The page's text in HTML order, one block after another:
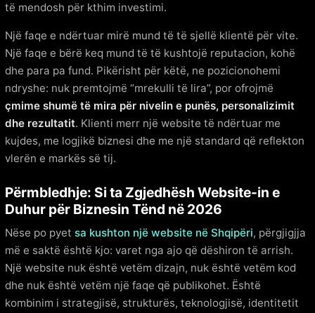
të mendosh për kthim investimi.
Një faqe e ndërtuar mirë mund të të sjellë klientë për vite.
Një faqe e bërë keq mund të të kushtojë reputacion, kohë
dhe para pa fund. Pikërisht për këtë, ne pozicionohemi
ndryshe: nuk premtojmë “mrekulli të lira”, por ofrojmë
çmime shumë të mira për nivelin e punës, personalizimit
dhe rezultatit. Klienti merr një website të ndërtuar me
kujdes, me logjikë biznesi dhe me një standard që reflekton
vlerën e markës së tij.
Përmbledhje: Si ta Zgjedhësh Website-in e
Duhur për Biznesin Tënd në 2026
Nëse po pyet sa kushton një website në Shqipëri, përgjigjja
më e saktë është kjo: varet nga ajo që dëshiron të arrish.
Një website nuk është vetëm dizajn, nuk është vetëm kod
dhe nuk është vetëm një faqe që publikohet. Është
kombinim i strategjisë, strukturës, teknologjisë, identitetit